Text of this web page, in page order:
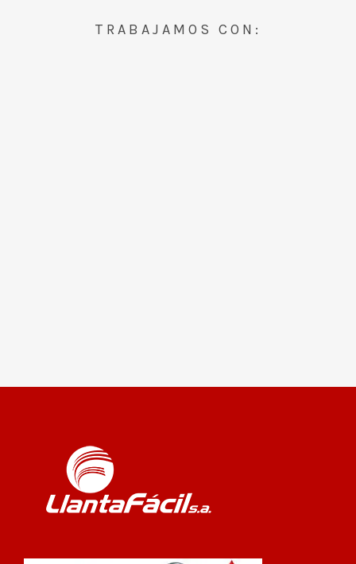
TRABAJAMOS CON: